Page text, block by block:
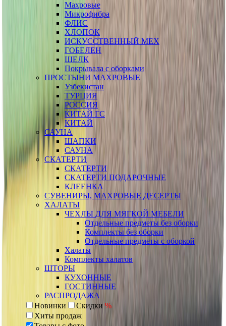
Махровые
Микрофибра
ФЛИС
ХЛОПОК
ИСКУССТВЕННЫЙ МЕХ
ГОБЕЛЕН
ШЕЛК
Покрывала с оборками
ПРОСТЫНИ МАХРОВЫЕ
Узбекистан
ТУРЦИЯ
РОССИЯ
КИТАЙ ГС
КИТАЙ
САУНА
ШАПКИ
САУНА
СКАТЕРТИ
СКАТЕРТИ
СКАТЕРТИ ПОДАРОЧНЫЕ
КЛЕЕНКА
СУВЕНИРЫ, МАХРОВЫЕ ДЕСЕРТЫ
ХАЛАТЫ
ЧЕХЛЫ ДЛЯ МЯГКОЙ МЕБЕЛИ
Отдельные предметы без оборки
Комплекты без оборки
Отдельные предметы с оборкой
Халаты
Комплекты халатов
ШТОРЫ
КУХОННЫЕ
ГОСТИННЫЕ
РАСПРОДАЖА
Новинки
Скидки %
Хиты продаж